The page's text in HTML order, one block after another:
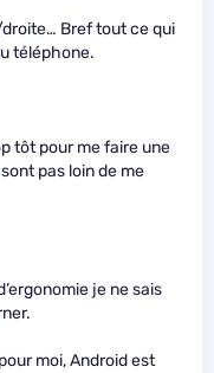
Bref tout ce qui
téléphone.
tôt pour me faire une
pas loin de me
je ne sais
moi, Android est